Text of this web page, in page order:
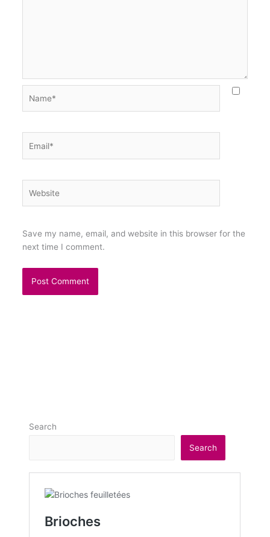
Save my name, email, and website in this browser for the
next time I comment.
Search
Search